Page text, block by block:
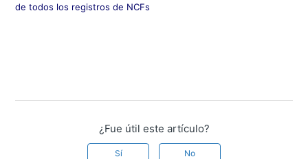
de todos los registros de NCFs
¿Fue útil este artículo?
Sí No